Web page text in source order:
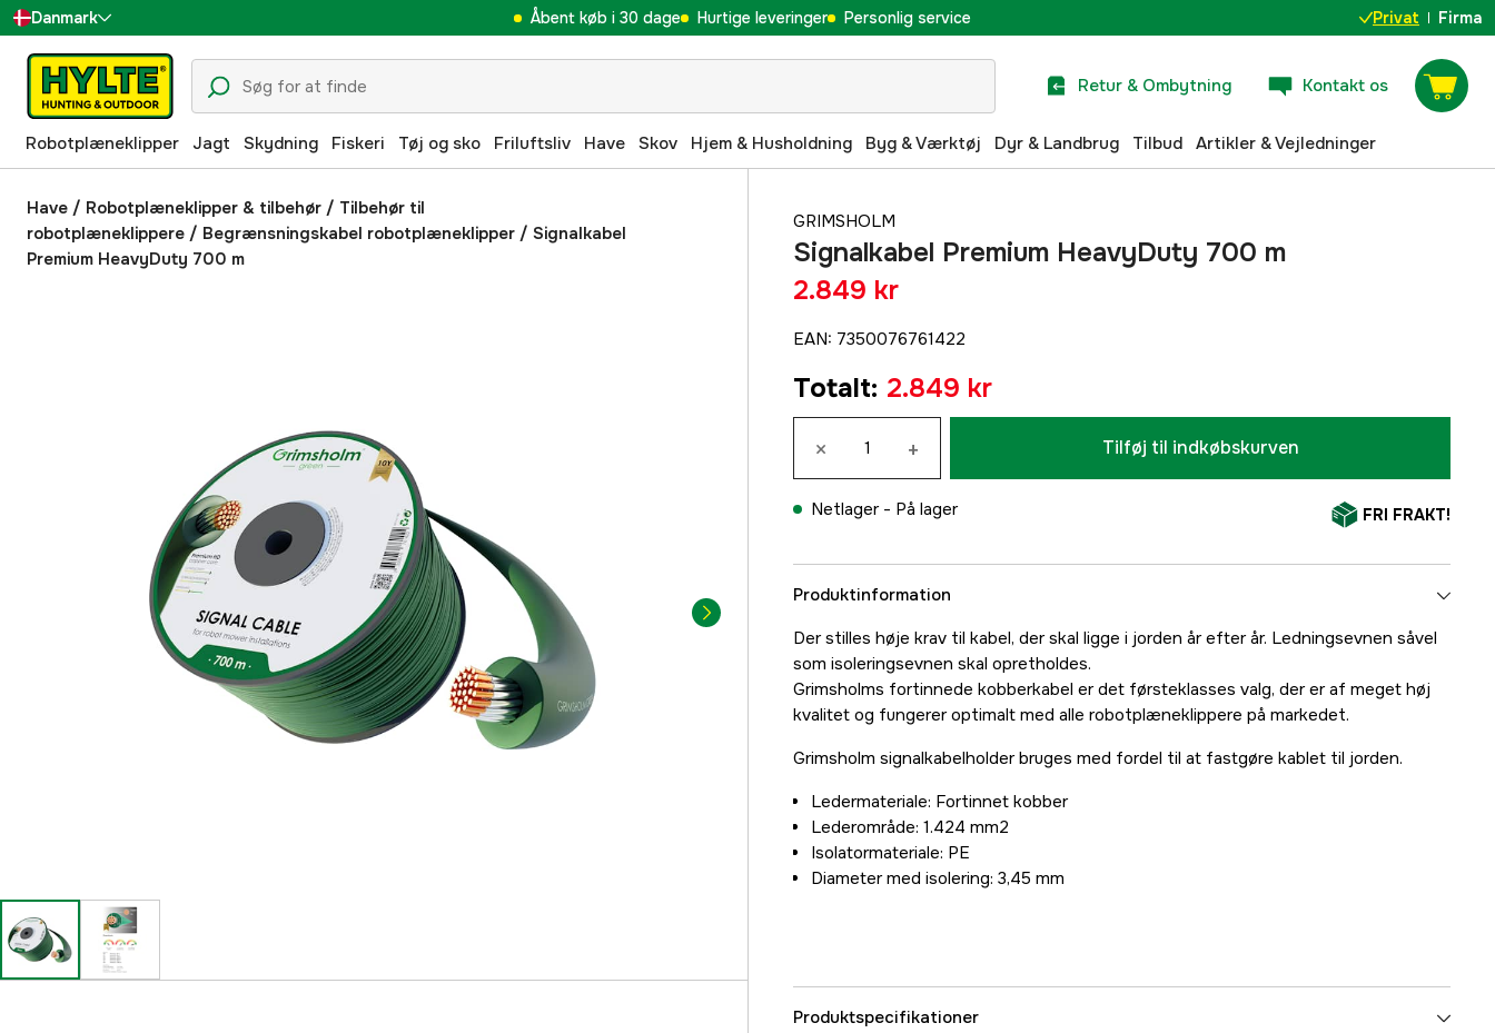
Danmark
Sverige
Suomi
Norge
Deutschland
Åbent køb i 30 dage Hurtige leveringer Personlig service Privat Firma
Retur & Ombytning Kontakt os
Robotplæneklipper Jagt Skydning Fiskeri Tøj og sko Friluftsliv Have Skov Hjem & Husholdning Byg & Værktøj Dyr & Landbrug Tilbud Artikler & Vejledninger
Have / Robotplæneklipper & tilbehør / Tilbehør til
robotplæneklippere / Begrænsningskabel robotplæneklipper / Signalkabel
Premium HeavyDuty 700 m
GRIMSHOLM
Signalkabel Premium HeavyDuty 700 m
2.849 kr
EAN: 7350076761422
Totalt: 2.849 kr
× + Tilføj til indkøbskurven
Netlager - På lager FRI FRAKT!
Produktinformation
Der stilles høje krav til kabel, der skal ligge i jorden år efter år. Ledningsevnen såvel
som isoleringsevnen skal opretholdes.
Grimsholms fortinnede kobberkabel er det førsteklasses valg, der er af meget høj
kvalitet og fungerer optimalt med alle robotplæneklippere på markedet.
Grimsholm signalkabelholder bruges med fordel til at fastgøre kablet til jorden.
Ledermateriale: Fortinnet kobber
Lederområde: 1.424 mm2
Isolatormateriale: PE
Diameter med isolering: 3,45 mm
Produktspecifikationer